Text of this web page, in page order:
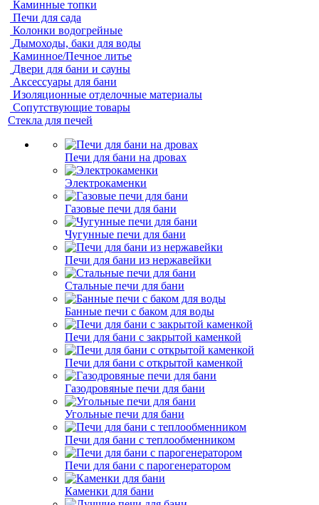
Каминные топки
Печи для сада
Колонки водогрейные
Дымоходы, баки для воды
Каминное/Печное литье
Двери для бани и сауны
Аксессуары для бани
Изоляционные отделочные материалы
Сопутствующие товары
Стекла для печей
Печи для бани на дровах
Электрокаменки
Газовые печи для бани
Чугунные печи для бани
Печи для бани из нержавейки
Стальные печи для бани
Банные печи с баком для воды
Печи для бани с закрытой каменкой
Печи для бани с открытой каменкой
Газодровяные печи для бани
Угольные печи для бани
Печи для бани с теплообменником
Печи для бани с парогенератором
Каменки для бани